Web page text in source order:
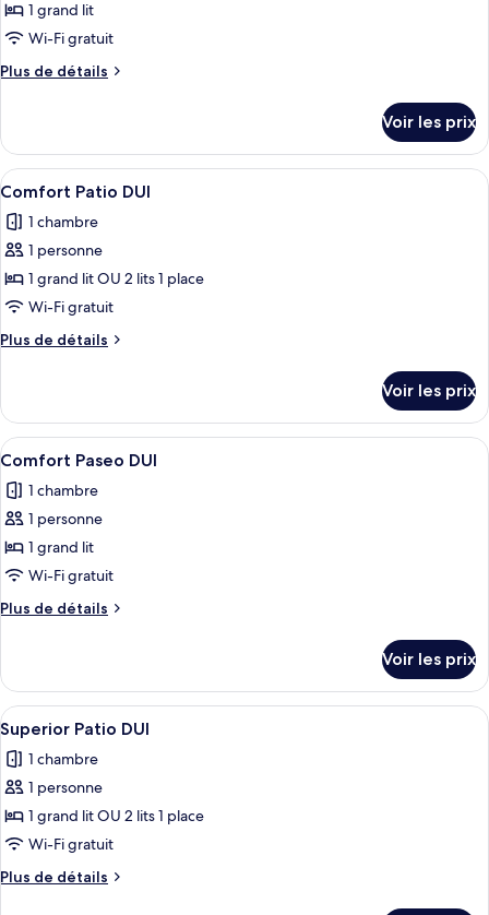
pour
ce
type
de
Comfort
Atrium
DUI
1 grand lit
Wi-Fi gratuit
Plus de détails
Plus
le
type
de
Comfort
Atrium
Voir les prix
Afficher
toutes
les
photos
pour
ce
type
de
Comfort
Patio
DUI
4
Comfort Patio DUI
1 chambre
1 personne
1 grand lit OU 2 lits 1 place
Wi-Fi gratuit
Plus de détails
Plus
le
type
de
Comfort
Patio
Voir les prix
Afficher
toutes
les
photos
pour
ce
type
de
Comfort
Paseo
DUI
Une chambre d’hôtel avec un lit,
6
Comfort Paseo DUI
1 chambre
1 personne
1 grand lit
Wi-Fi gratuit
Plus de détails
Plus
le
type
de
chambre
Comfort
Paseo
Voir les prix
Afficher
toutes
les
photos
pour
ce
type
de
Une chambre d’hôtel avec un
4
Superior Patio DUI
1 chambre
1 personne
1 grand lit OU 2 lits 1 place
Wi-Fi gratuit
Plus de détails
Plus